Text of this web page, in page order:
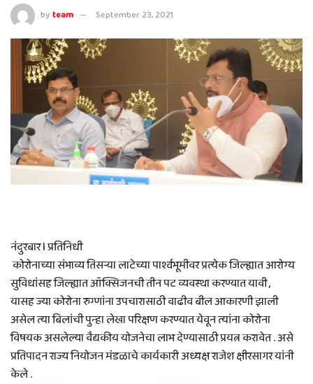
byteam September 23, 2021
नंदुरबार l प्रतिनिधी
कोरोनाच्या संभाव्य तिसऱ्या लाटेच्या पार्श्वभूमीवर प्रत्येक जिल्ह्यात आरोग्य
सुविधांसह जिल्ह्यात ऑक्सिजनची तीन पट व्यवस्था करण्यात यावी ,
यासह ज्या कोरोना रुग्णांना उपचारासाठी वाढीव बील आकारणी झाली
असेल त्या बिलांची पुन्हा लेखा परिक्षण करण्यात येवून त्यांना कोरोना
विषयक असलेल्या वैद्यकीय योजनेचा लाभ देण्यासाठी प्रयत्न करावेत . असे
प्रतिपादन राज्य नियोजन मंडळाचे कार्यकारी अध्यक्ष राजेश क्षीरसागर यांनी
केले .